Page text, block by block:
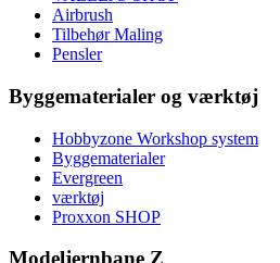
Airbrush
Tilbehør Maling
Pensler
Byggematerialer og værktøj
Hobbyzone Workshop system
Byggematerialer
Evergreen
værktøj
Proxxon SHOP
Modeljernbane Z